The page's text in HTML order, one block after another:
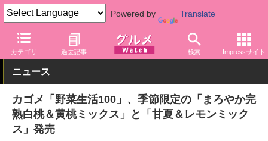
Powered by Translate
カテゴリ 過去記事 検索 Impressサイト
グルメ Watch メーカー 調味料 カゴメ
ニュース
カゴメ「野菜生活100」、季節限定の「まろやか完
熟白桃＆黄桃ミックス」と「甘夏＆レモンミック
ス」発売